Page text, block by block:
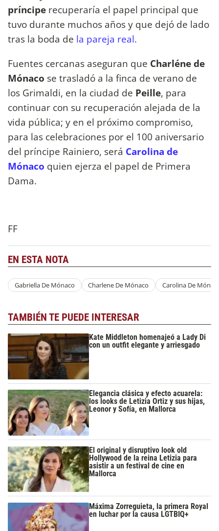
príncipe recuperaría el papel principal que
tuvo durante muchos años y que dejó de lado
tras la boda de la pareja real.
Fuentes cercanas aseguran que Charléne de
Mónaco se trasladó a la finca de verano de
los Grimaldi, en la ciudad de Peille, para
continuar con su recuperación alejada de la
vida pública; y en el próximo compromiso,
para las celebraciones por el 100 aniversario
del príncipe Rainiero, será Carolina de
Mónaco quien ejerza el papel de Primera
Dama.
FF
EN ESTA NOTA
Gabriella De Mónaco Charlene De Mónaco Carolina De
TAMBIÉN TE PUEDE INTERESAR
Kate Middleton homenajeó a Lady Di
con un outfit elegante y arriesgado
Elegancia clásica y efecto acuarela:
los looks de Letizia Ortiz y sus hijas,
Leonor y Sofía, en Mallorca
El original y disruptivo look old
Hollywood de la reina Letizia para
asistir a un festival de cine en
Mallorca
Máxima Zorreguieta, la primera Royal
en luchar por la causa LGTBIQ+